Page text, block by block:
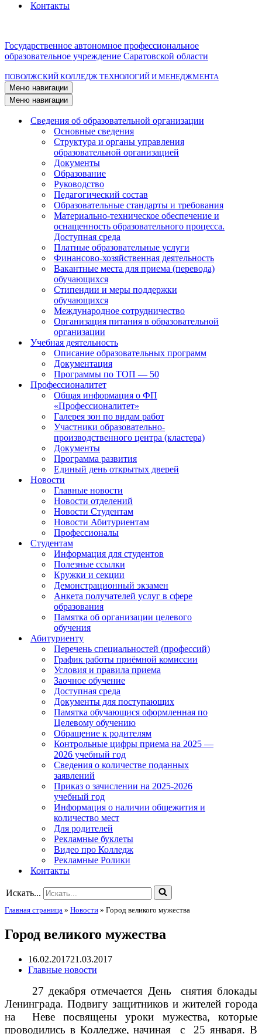
Контакты
Государственное автономное профессиональное
образовательное учреждение Саратовской области
ПОВОЛЖСКИЙ КОЛЛЕДЖ ТЕХНОЛОГИЙ И МЕНЕДЖМЕНТА
Меню навигации
Меню навигации
Сведения об образовательной организации
Основные сведения
Структура и органы управления
образовательной организацией
Документы
Образование
Руководство
Педагогический состав
Образовательные стандарты и требования
Материально-техническое обеспечение и
оснащенность образовательного процесса.
Доступная среда
Платные образовательные услуги
Финансово-хозяйственная деятельность
Вакантные места для приема (перевода)
обучающихся
Стипендии и меры поддержки
обучающихся
Международное сотрудничество
Организация питания в образовательной
организации
Учебная деятельность
Описание образовательных программ
Документация
Программы по ТОП — 50
Профессионалитет
Общая информация о ФП
«Профессионалитет»
Галерея зон по видам работ
Участники образовательно-
производственного центра (кластера)
Документы
Программа развития
Единый день открытых дверей
Новости
Главные новости
Новости отделений
Новости Студентам
Новости Абитуриентам
Профессионалы
Студентам
Информация для студентов
Полезные ссылки
Кружки и секции
Демонстрационный экзамен
Анкета получателей услуг в сфере
образования
Памятка об организации целевого
обучения
Абитуриенту
Перечень специальностей (профессий)
График работы приёмной комиссии
Условия и правила приема
Заочное обучение
Доступная среда
Документы для поступающих
Памятка обучающися оформленная по
Целевому обучению
Обращение к родителям
Контрольные цифры приема на 2025 —
2026 учебный год
Сведения о количестве поданных
заявлений
Приказ о зачислении на 2025-2026
учебный год
Информация о наличии общежития и
количество мест
Для родителей
Рекламные буклеты
Видео про Колледж
Рекламные Ролики
Контакты
Искать...
Главная страница » Новости » Город великого мужества
Город великого мужества
16.02.201721.03.2017
Главные новости
27 декабря отмечается День снятия блокады
Ленинграда. Подвигу защитников и жителей города
на Неве посвящены уроки мужества, которые
проводились в Колледже, начиная с 25 января. В